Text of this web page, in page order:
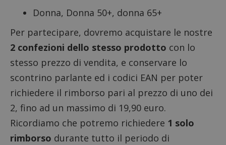
Donna, Donna 50+, donna 65+
Per partecipare, dovremo acquistare le nostre
2 confezioni dello stesso prodotto con lo
stesso prezzo di vendita, e conservare lo
scontrino parlante ed i codici EAN per poter
richiedere il rimborso pari al prezzo di uno dei
2, fino ad un massimo di 19,90 euro.
Ricordiamo che potremo richiedere 1 solo
rimborso durante tutto il periodo di